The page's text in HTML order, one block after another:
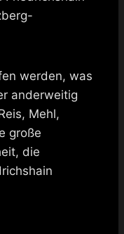
werden, was
anderweitig
Mehl,
große
die